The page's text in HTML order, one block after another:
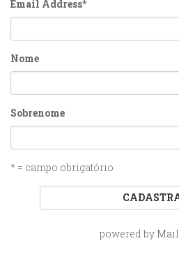
Email Address*
Nome
Sobrenome
* = campo obrigatório
powered by